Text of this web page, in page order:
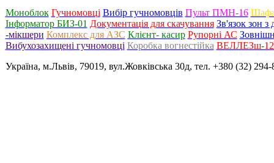
Моноблок Гучномовці Вибір гучномовців Пульт ПМН-16 Шафа
Інформатор БИЗ-01 Документація для скачування Зв'язок зон
-мікшери Комплекс для АЗС Клієнт- касир Рупорні АС
Вибухозахищені гучномовці Коробка вогнестійка ВЕЛЛЕЗш-
Україна, м.Львів, 79019, вул.Жовківська 30д, тел. +380 (32)